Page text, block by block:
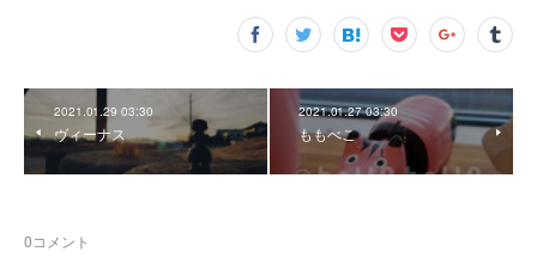
2021.01.29 03:30
ヴィーナス
2021.01.27 03:30
ももべこ
0コメント